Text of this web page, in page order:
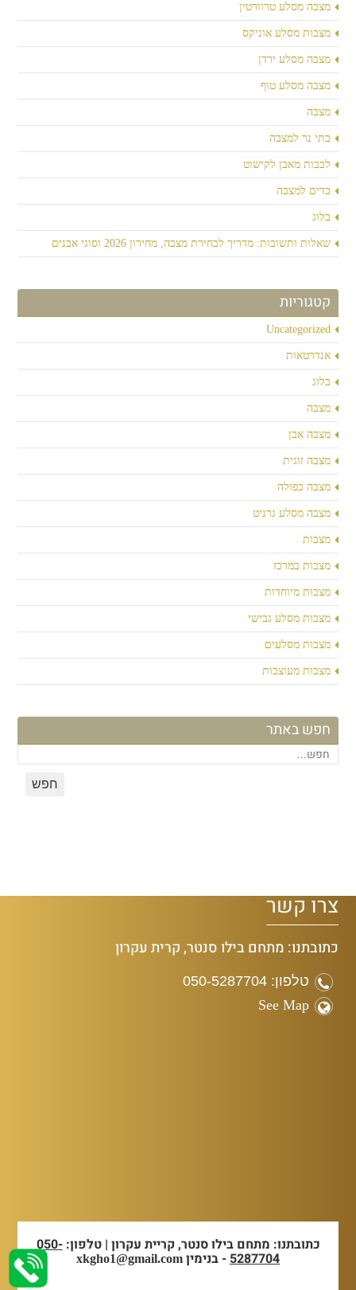
מצבה מסלע טרוורטין
מצבות מסלע אוניקס
מצבה מסלע ירדן
מצבה מסלע טוף
מצבה
בתי נר למצבה
לבבות מאבן לקישוט
כדים למצבה
בלוג
שאלות ותשובות: מדריך לבחירת מצבה, מחירון 2026 וסוגי אבנים
קטגוריות
Uncategorized
אנדרטאות
בלוג
מצבה
מצבה אבן
מצבה זוגית
מצבה כפולה
מצבה מסלע גרניט
מצבות
מצבות במרכז
מצבות מיוחדות
מצבות מסלע גבישי
מצבות מסלעים
מצבות מעוצבות
חפש באתר
צרו קשר
כתובתנו: מתחם בילו סנטר, קרית עקרון
טלפון: 050-5287704
See Map
כתובתנו: מתחם בילו סנטר, קריית עקרון | טלפון:050-
5287704- בנימין xkgho1@gmail.com